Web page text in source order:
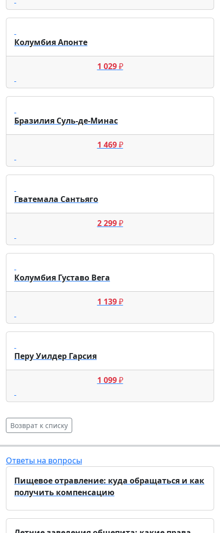
Колумбия Апонте
1 029₽
Бразилия Суль-де-Минас
1 469₽
Гватемала Сантьяго
2 299₽
Колумбия Густаво Вега
1 139₽
Перу Уилдер Гарсия
1 099₽
Возврат к списку
Ответы на вопросы
Пищевое отравление: куда обращаться и как
получить компенсацию